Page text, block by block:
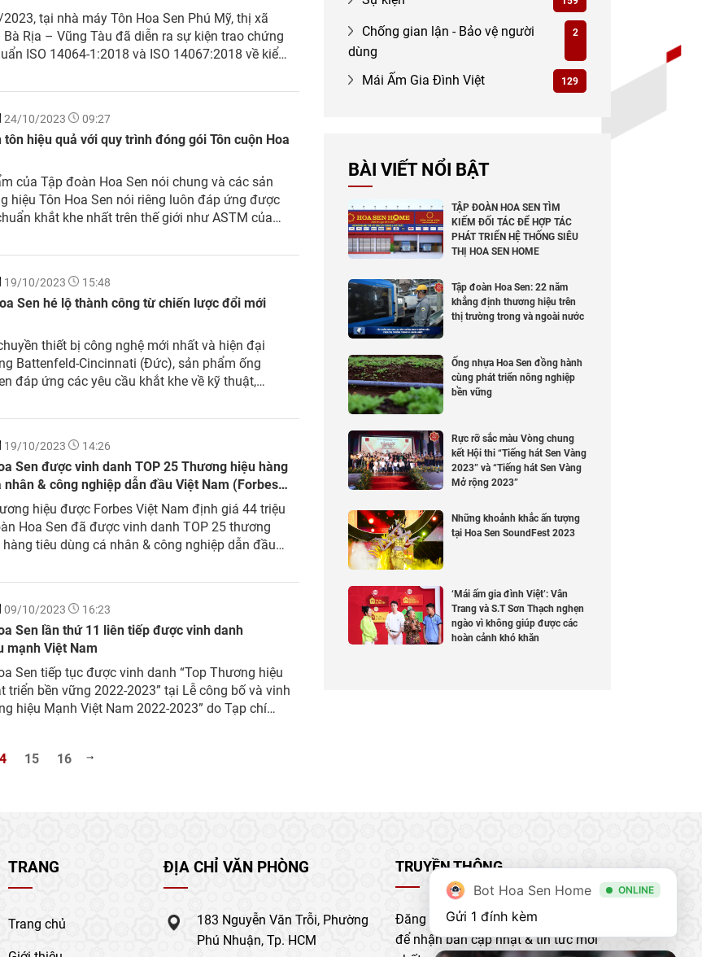
tại nhà máy Tôn Hoa Sen Phú Mỹ, thị xã
Bà Rịa – Vũng Tàu đã diễn ra sự kiện trao chứng
ISO 14064-1:2018 và ISO 14067:2018 về kiểm
quan...
24/10/2023 09:27
tôn hiệu quả với quy trình đóng gói Tôn cuộn Hoa
của Tập đoàn Hoa Sen nói chung và các sản
hiệu Tôn Hoa Sen nói riêng luôn đáp ứng được
khắt khe nhất trên thế giới như ASTM của
Sen...
19/10/2023 15:48
Sen hé lộ thành công từ chiến lược đổi mới
Battenfeld-Cincinnati (Đức), sản phẩm ống
đáp ứng các yêu cầu khắt khe về kỹ thuật,
phẩm đạt tiêu chuẩn quốc tế.‏ ‏Nâng cao chất...
19/10/2023 14:26
Sen được vinh danh TOP 25 Thương hiệu hàng
nhân & công nghiệp dẫn đầu Việt Nam (Forbes
hiệu được Forbes Việt Nam định giá 44 triệu
Hoa Sen đã được vinh danh TOP 25 thương
tiêu dùng cá nhân & công nghiệp dẫn đầu
kiện thường niên do...
09/10/2023 16:23
Sen lần thứ 11 liên tiếp được vinh danh
mạnh Việt Nam
Sen tiếp tục được vinh danh “Top Thương hiệu
triển bền vững 2022-2023” tại Lễ công bố và vinh
hiệu Mạnh Việt Nam 2022-2023” do Tạp chí
15 16
Chống gian lận - Bảo vệ người
dùng
2
Mái Ấm Gia Đình Việt 129
BÀI VIẾT NỔI BẬT
TẬP ĐOÀN HOA SEN TÌM
KIẾM ĐỐI TÁC ĐỂ HỢP TÁC
PHÁT TRIỂN HỆ THỐNG SIÊU
THỊ HOA SEN HOME
Tập đoàn Hoa Sen: 22 năm
khẳng định thương hiệu trên
thị trường trong và ngoài nước
Ống nhựa Hoa Sen đồng hành
cùng phát triển nông nghiệp
bền vững
Rực rỡ sắc màu Vòng chung
kết Hội thi “Tiếng hát Sen Vàng
2023” và “Tiếng hát Sen Vàng
Mở rộng 2023”
Những khoảnh khắc ấn tượng
tại Hoa Sen SoundFest 2023
‘Mái ấm gia đình Việt’: Vân
Trang và S.T Sơn Thạch nghẹn
ngào vì không giúp được các
hoàn cảnh khó khăn
TRANG
Trang chủ
ĐỊA CHỈ VĂN PHÒNG
183 Nguyễn Văn Trỗi, Phường
Phú Nhuận, Tp. HCM
TRUYỀN THÔNG
Đăng ký nhận bản tin của chúng tôi
để nhận bản cập nhật & tin tức mới
Bot Hoa Sen Home ONLINE
Gửi 1 đính kèm